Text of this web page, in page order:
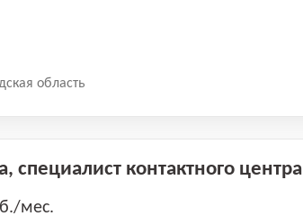
область
специалист контактного центра
мес.